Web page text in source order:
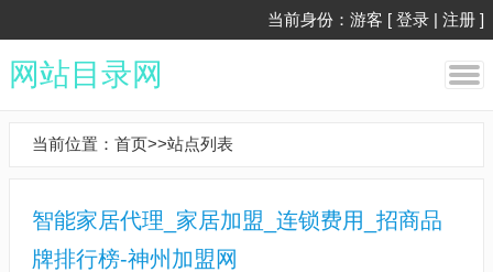
当前身份：游客 [ 登录 | 注册 ]
网站目录网
当前位置： 首页>>站点列表
智能家居代理_家居加盟_连锁费用_招商品
牌排行榜-神州加盟网